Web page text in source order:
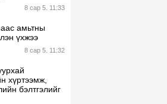
8 сар 5. 11:33
амьтны
үхжээ
8 сар 5. 11:32
хүртээмж,
бэлтгэлийг